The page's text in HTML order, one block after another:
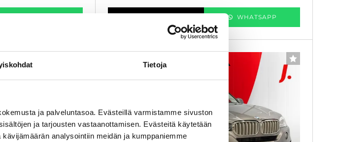
Tietoja
ja palveluntasoa. Evästeillä varmistamme sivuston
ja tarjousten vastaanottamisen. Evästeitä käytetään
analysointiin meidän ja kumppaniemme
WHATSAPP
SUOSIKKI